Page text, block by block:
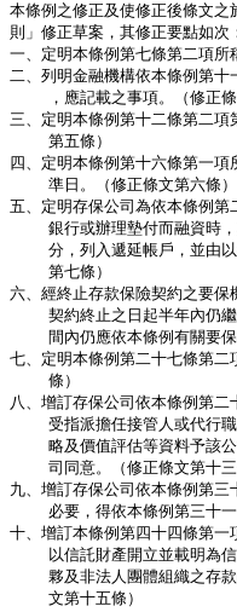
本條例之修正及使修正後條文
則」修正草
一、定明本條例第七條第
二、列明金融機構依本條例第
，應記載
三、定明本條例第十二條第二
四、定明本條例第十六條第一
準日
五、定明存保公司為依本條例
銀行或辦理墊付而融資時
分，列入遞延帳戶，並由
六、經終止存款保險契約之要保
契約終止之日起半年內仍
間內仍應依本條例有
七、定明本條例第二十七條第
八、增訂存保公司依本條例第
受指派擔任接管人或代行
略及價值評估等資料予該
司同意
九、增訂存保公司依本條例第
必要，得依本條例第三十一
十、增訂本條例第四十四條第一
以信託財產開立並載明為
夥及非法人團體組織之存